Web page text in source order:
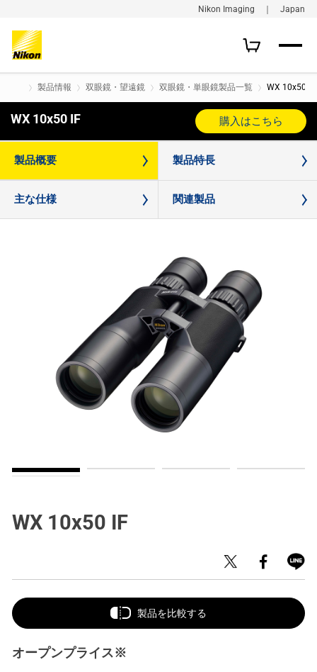
Nikon Imaging ｜ Japan
製品情報 双眼鏡・望遠鏡 双眼鏡・単眼鏡製品一覧 WX 10x50 IF
WX 10x50 IF 購入はこちら
製品概要 製品特長
主な仕様 関連製品
WX 10x50 IF
製品を比較する
オープンプライス※